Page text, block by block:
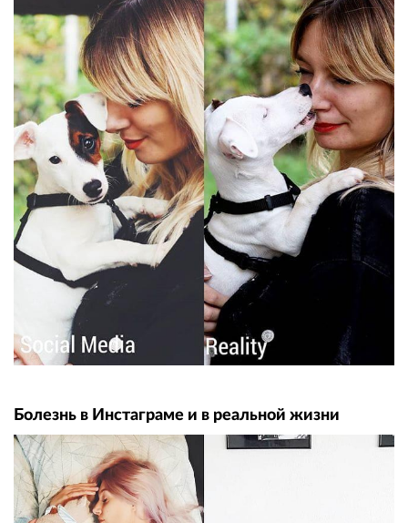
Болезнь в Инстаграме и в реальной жизни